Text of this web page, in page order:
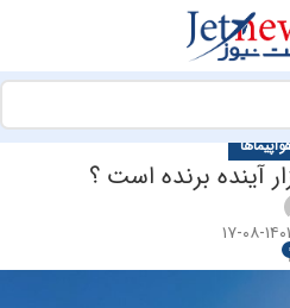
آینده برنده است ؟